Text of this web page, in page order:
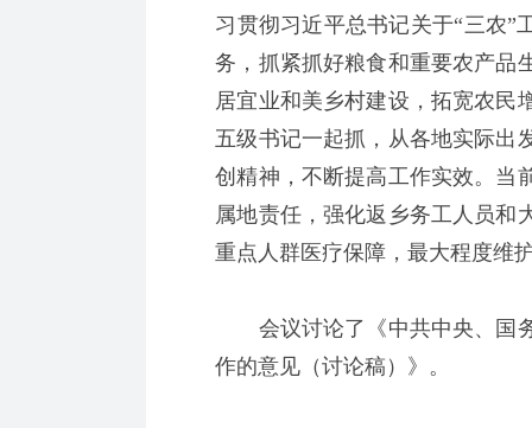
习贯彻习近平总书记关于“三农”
务，抓紧抓好粮食和重要农产品
居宜业和美乡村建设，拓宽农民
五级书记一起抓，从各地实际出
创精神，不断提高工作实效。当
属地责任，强化返乡务工人员和
重点人群医疗保障，最大程度维
会议讨论了《中共中央、国务
作的意见（讨论稿）》。